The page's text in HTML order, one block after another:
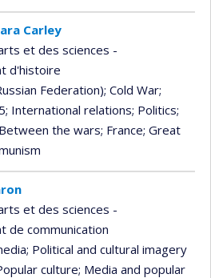
Carley
et des sciences -
d'histoire
Federation); Cold War;
; International relations; Politics;
the wars; France; Great
et des sciences -
de communication
; Political and cultural imagery
culture; Media and popular